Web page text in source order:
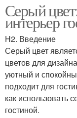
Цвета в
Нейтральные
Серый
интерьер
H2. Введение
Серый цвет
цветов для
уютный и
подходит для
как использовать
гостиной.